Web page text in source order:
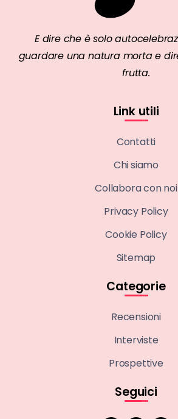
E dire che è solo
guardare una natura morta e
frutta.
Link utili
Contatti
Chi siamo
Collabora con noi
Privacy Policy
Cookie Policy
Sitemap
Categorie
Recensioni
Interviste
Prospettive
Seguici